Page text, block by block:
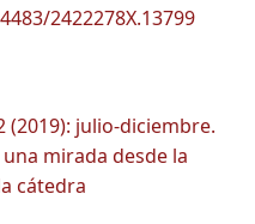
2422278X.13799
(2019): julio-diciembre.
mirada desde la
cátedra